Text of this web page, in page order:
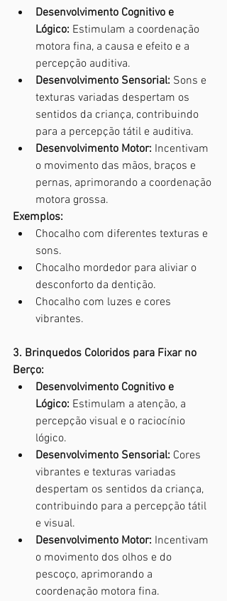
Desenvolvimento Cognitivo e
Lógico: Estimulam a coordenação
motora fina, a causa e efeito e a
percepção auditiva.
Desenvolvimento Sensorial: Sons e
texturas variadas despertam os
sentidos da criança, contribuindo
para a percepção tátil e auditiva.
Desenvolvimento Motor: Incentivam
o movimento das mãos, braços e
pernas, aprimorando a coordenação
motora grossa.
Exemplos:
Chocalho com diferentes texturas e
sons.
Chocalho mordedor para aliviar o
desconforto da dentição.
Chocalho com luzes e cores
vibrantes.
3. Brinquedos Coloridos para Fixar no
Berço:
Desenvolvimento Cognitivo e
Lógico: Estimulam a atenção, a
percepção visual e o raciocínio
lógico.
Desenvolvimento Sensorial: Cores
vibrantes e texturas variadas
despertam os sentidos da criança,
contribuindo para a percepção tátil
e visual.
Desenvolvimento Motor: Incentivam
o movimento dos olhos e do
pescoço, aprimorando a
coordenação motora fina.